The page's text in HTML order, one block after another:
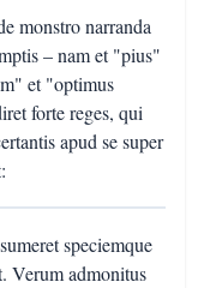
monstro narranda
– nam et "pius"
et "optimus
forte reges, qui
apud se super
speciemque
Verum admonitus